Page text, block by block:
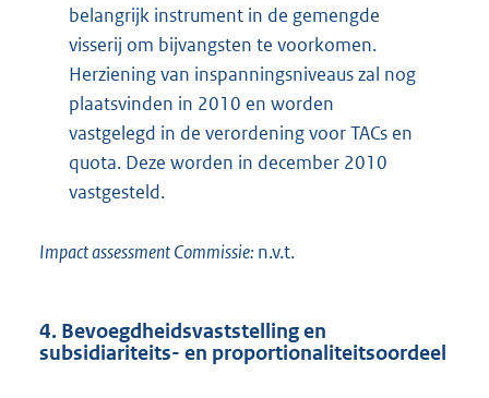
belangrijk instrument in de gemengde
visserij om bijvangsten te voorkomen.
Herziening van inspanningsniveaus zal nog
plaatsvinden in 2010 en worden
vastgelegd in de verordening voor TACs en
quota. Deze worden in december 2010
vastgesteld.
Impact assessment Commissie: n.v.t.
4. Bevoegdheidsvaststelling en
subsidiariteits- en proportionaliteitsoordeel